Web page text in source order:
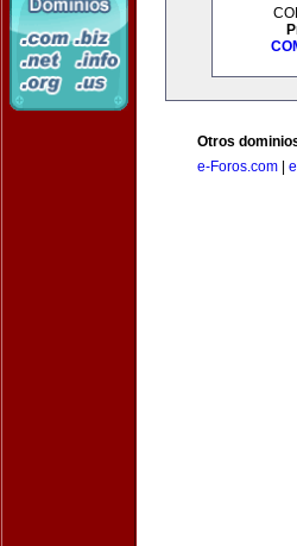
Otros
e-Foros.com